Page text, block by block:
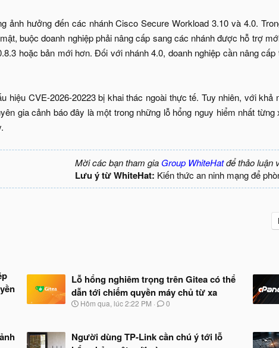
ảnh hưởng đến các nhánh Cisco Secure Workload 3.10 và 4.0.
buộc doanh nghiệp phải nâng cấp sang các nhánh được hỗ trợ
hoặc bản mới hơn. Đối với nhánh 4.0, doanh nghiệp cần nâng
hiệu CVE-2026-20223 bị khai thác ngoài thực tế. Tuy nhiên, với
gia cảnh báo đây là một trong những lỗ hổng nguy hiểm nhất
Mời các bạn tham gia Group WhiteHatđể thảo luận
Lưu ý từ WhiteHat: Kiến thức an ninh mạng để
Lỗ hổng nghiêm trọng trên Gitea có thể
dẫn tới chiếm quyền máy chủ từ xa
N
b
Hôm qua, lúc 2:22 PM 0
Người dùng TP-Link cần chú ý tới lỗ